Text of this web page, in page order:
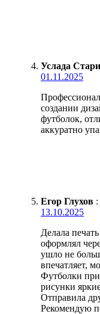
Услада
01.11.2025
создании
футболок,
аккуратно
Егор Глухов :
13.10.2025
Делала
оформлял
ушло не
впечатляет,
Футболки
рисунки
Отправила
Рекомендую